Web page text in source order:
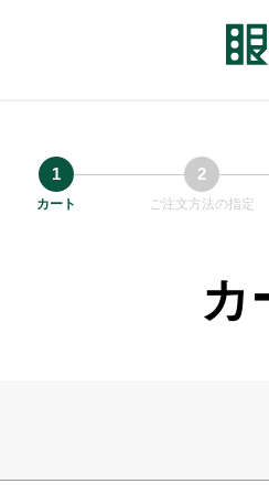
カート ご注文方法の指定
カ